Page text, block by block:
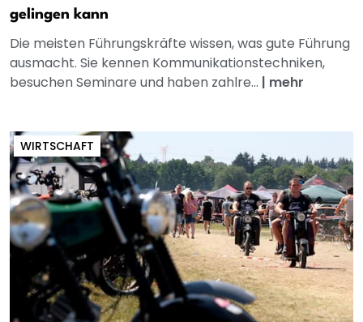
gelingen kann
Die meisten Führungskräfte wissen, was gute Führung
ausmacht. Sie kennen Kommunikationstechniken,
besuchen Seminare und haben zahlre... | mehr
WIRTSCHAFT